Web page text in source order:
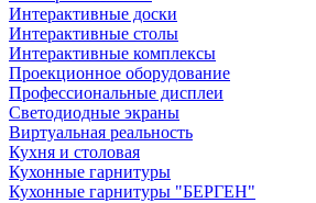
Интерактивные доски
Интерактивные столы
Интерактивные комплексы
Проекционное оборудование
Профессиональные дисплеи
Светодиодные экраны
Виртуальная реальность
Кухня и столовая
Кухонные гарнитуры
Кухонные гарнитуры "БЕРГЕН"